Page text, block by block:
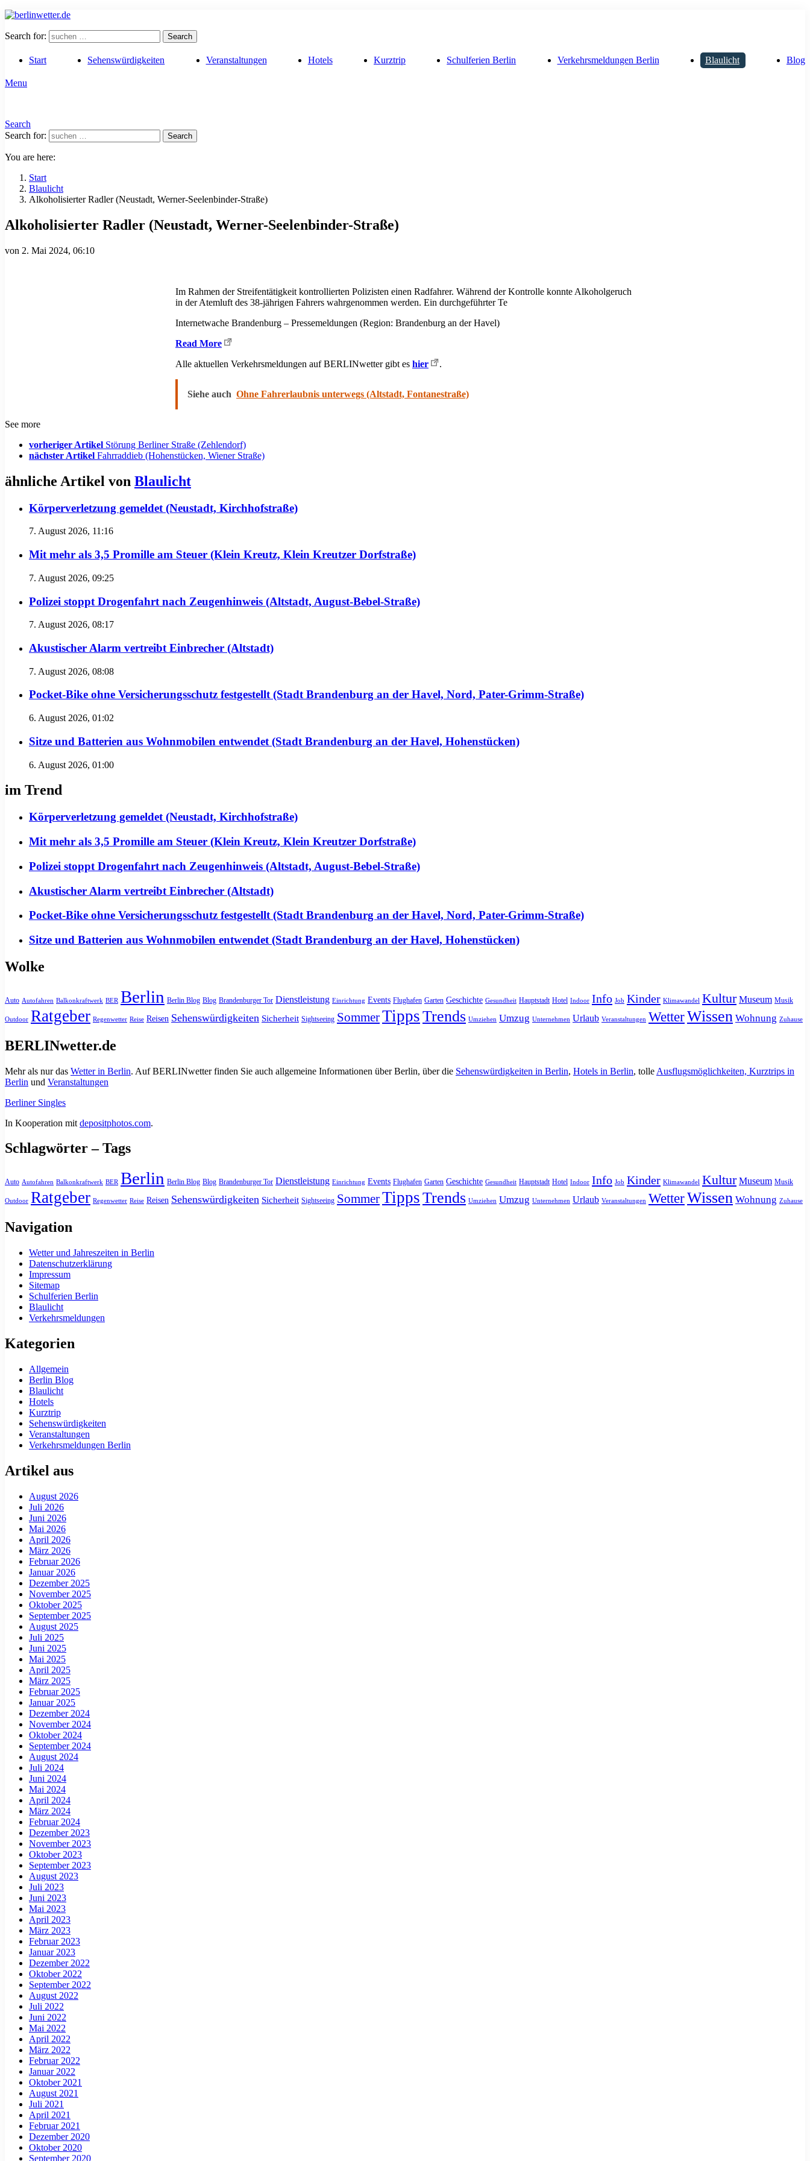
Search for: Search
Start Sehenswürdigkeiten Veranstaltungen Hotels Kurztrip Schulferien Berlin Verkehrsmeldungen Berlin Blaulicht Blog
Menu
Search
Search for:
Search
You are here:
Start
Blaulicht
Alkoholisierter Radler (Neustadt, Werner-Seelenbinder-Straße)
Alkoholisierter Radler (Neustadt, Werner-Seelenbinder-Straße)
von 2. Mai 2024, 06:10
Im Rahmen der Streifentätigkeit kontrollierten Polizisten einen Radfahrer. Während der Kontrolle konnte Alkoholgeruch
in der Atemluft des 38-jährigen Fahrers wahrgenommen werden. Ein durchgeführter Te
Internetwache Brandenburg – Pressemeldungen (Region: Brandenburg an der Havel)
Read More
Alle aktuellen Verkehrsmeldungen auf BERLINwetter gibt es hier .
Siehe auch Ohne Fahrerlaubnis unterwegs (Altstadt, Fontanestraße)
See more
vorheriger Artikel Störung Berliner Straße (Zehlendorf)
nächster Artikel Fahrraddieb (Hohenstücken, Wiener Straße)
ähnliche Artikel von Blaulicht
Körperverletzung gemeldet (Neustadt, Kirchhofstraße)
7. August 2026, 11:16
Mit mehr als 3,5 Promille am Steuer (Klein Kreutz, Klein Kreutzer Dorfstraße)
7. August 2026, 09:25
Polizei stoppt Drogenfahrt nach Zeugenhinweis (Altstadt, August-Bebel-Straße)
7. August 2026, 08:17
Akustischer Alarm vertreibt Einbrecher (Altstadt)
7. August 2026, 08:08
Pocket-Bike ohne Versicherungsschutz festgestellt (Stadt Brandenburg an der Havel, Nord, Pater-Grimm-Straße)
6. August 2026, 01:02
Sitze und Batterien aus Wohnmobilen entwendet (Stadt Brandenburg an der Havel, Hohenstücken)
6. August 2026, 01:00
im Trend
Körperverletzung gemeldet (Neustadt, Kirchhofstraße)
Mit mehr als 3,5 Promille am Steuer (Klein Kreutz, Klein Kreutzer Dorfstraße)
Polizei stoppt Drogenfahrt nach Zeugenhinweis (Altstadt, August-Bebel-Straße)
Akustischer Alarm vertreibt Einbrecher (Altstadt)
Pocket-Bike ohne Versicherungsschutz festgestellt (Stadt Brandenburg an der Havel, Nord, Pater-Grimm-Straße)
Sitze und Batterien aus Wohnmobilen entwendet (Stadt Brandenburg an der Havel, Hohenstücken)
Wolke
Auto Autofahren Balkonkraftwerk BER Berlin Berlin Blog Blog Brandenburger Tor Dienstleistung Einrichtung Events Flughafen Garten Geschichte Gesundheit Hauptstadt Hotel Indoor Info Job Kinder Klimawandel Kultur Museum Musik
Outdoor Ratgeber Regenwetter Reise Reisen Sehenswürdigkeiten Sicherheit Sightseeing SommerTippsTrends Umziehen Umzug Unternehmen Urlaub Veranstaltungen WetterWissen Wohnung Zuhause
BERLINwetter.de
Mehr als nur das Wetter in Berlin. Auf BERLINwetter finden Sie auch allgemeine Informationen über Berlin, über die Sehenswürdigkeiten in Berlin, Hotels in Berlin, tolle Ausflugsmöglichkeiten, Kurztrips in
Berlin und Veranstaltungen
Berliner Singles
In Kooperation mit depositphotos.com.
Schlagwörter – Tags
Auto Autofahren Balkonkraftwerk BER Berlin Berlin Blog Blog Brandenburger Tor Dienstleistung Einrichtung Events Flughafen Garten Geschichte Gesundheit Hauptstadt Hotel Indoor Info Job Kinder Klimawandel Kultur Museum Musik
Outdoor Ratgeber Regenwetter Reise Reisen Sehenswürdigkeiten Sicherheit Sightseeing SommerTippsTrends Umziehen Umzug Unternehmen Urlaub Veranstaltungen WetterWissen Wohnung Zuhause
Navigation
Wetter und Jahreszeiten in Berlin
Datenschutzerklärung
Impressum
Sitemap
Schulferien Berlin
Blaulicht
Verkehrsmeldungen
Kategorien
Allgemein
Berlin Blog
Blaulicht
Hotels
Kurztrip
Sehenswürdigkeiten
Veranstaltungen
Verkehrsmeldungen Berlin
Artikel aus
August 2026
Juli 2026
Juni 2026
Mai 2026
April 2026
März 2026
Februar 2026
Januar 2026
Dezember 2025
November 2025
Oktober 2025
September 2025
August 2025
Juli 2025
Juni 2025
Mai 2025
April 2025
März 2025
Februar 2025
Januar 2025
Dezember 2024
November 2024
Oktober 2024
September 2024
August 2024
Juli 2024
Juni 2024
Mai 2024
April 2024
März 2024
Februar 2024
Dezember 2023
November 2023
Oktober 2023
September 2023
August 2023
Juli 2023
Juni 2023
Mai 2023
April 2023
März 2023
Februar 2023
Januar 2023
Dezember 2022
Oktober 2022
September 2022
August 2022
Juli 2022
Juni 2022
Mai 2022
April 2022
März 2022
Februar 2022
Januar 2022
Oktober 2021
August 2021
Juli 2021
April 2021
Februar 2021
Dezember 2020
Oktober 2020
September 2020